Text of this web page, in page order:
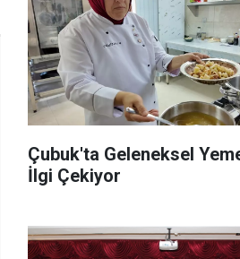
Çubuk'ta Geleneksel
İlgi Çekiyor